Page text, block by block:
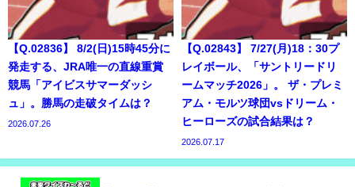
【Q.02836】 8/2(日)15時45分に
発走する、JRA唯一の直線重賞
競馬「アイビスサマーダッシ
ュ」。勝馬の走破タイムは？
2026.07.26
【Q.02843】 7/27(月)18：30プ
レイボール、「サントリードリ
ームマッチ2026」。 ザ・プレミ
アム・モルツ球団vsドリーム・
ヒーローズの試合結果は？
2026.07.17